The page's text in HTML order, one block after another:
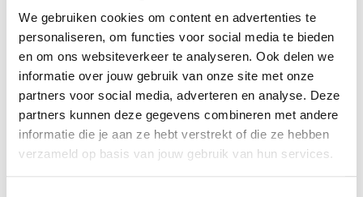
We gebruiken cookies om content en advertenties te
personaliseren, om functies voor social media te bieden
en om ons websiteverkeer te analyseren. Ook delen we
informatie over jouw gebruik van onze site met onze
partners voor social media, adverteren en analyse. Deze
partners kunnen deze gegevens combineren met andere
informatie die je aan ze hebt verstrekt of die ze hebben
verzameld op basis van jouw gebruik van hun services.
OOKALL-IN FITNESS?
Schrijf je nu in